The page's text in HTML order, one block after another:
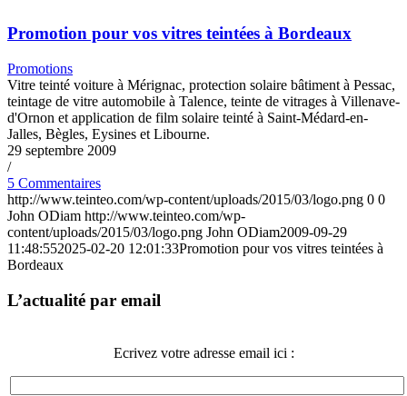
Promotion pour vos vitres teintées à Bordeaux
Promotions
Vitre teinté voiture à Mérignac, protection solaire bâtiment à Pessac,
teintage de vitre automobile à Talence, teinte de vitrages à Villenave-
d'Ornon et application de film solaire teinté à Saint-Médard-en-
Jalles, Bègles, Eysines et Libourne.
29 septembre 2009
/
5 Commentaires
http://www.teinteo.com/wp-content/uploads/2015/03/logo.png 0 0
John ODiam http://www.teinteo.com/wp-
content/uploads/2015/03/logo.png John ODiam2009-09-29
11:48:552025-02-20 12:01:33Promotion pour vos vitres teintées à
Bordeaux
L’actualité par email
Ecrivez votre adresse email ici :